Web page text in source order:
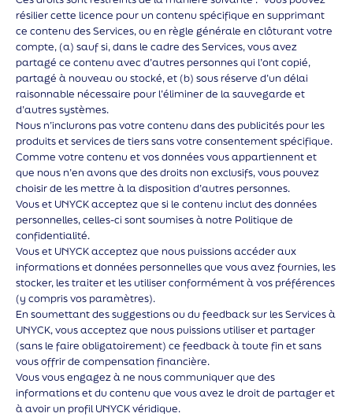
résilier cette licence pour un contenu spécifique en supprimant
ce contenu des Services, ou en règle générale en clôturant votre
compte, (a) sauf si, dans le cadre des Services, vous avez
partagé ce contenu avec d’autres personnes qui l’ont copié,
partagé à nouveau ou stocké, et (b) sous réserve d’un délai
raisonnable nécessaire pour l’éliminer de la sauvegarde et
d’autres systèmes.
Nous n’inclurons pas votre contenu dans des publicités pour les
produits et services de tiers sans votre consentement spécifique.
Comme votre contenu et vos données vous appartiennent et
que nous n’en avons que des droits non exclusifs, vous pouvez
choisir de les mettre à la disposition d’autres personnes.
Vous et UNYCK acceptez que si le contenu inclut des données
personnelles, celles-ci sont soumises à notre Politique de
confidentialité.
Vous et UNYCK acceptez que nous puissions accéder aux
informations et données personnelles que vous avez fournies, les
stocker, les traiter et les utiliser conformément à vos préférences
(y compris vos paramètres).
En soumettant des suggestions ou du feedback sur les Services à
UNYCK, vous acceptez que nous puissions utiliser et partager
(sans le faire obligatoirement) ce feedback à toute fin et sans
vous offrir de compensation financière.
Vous vous engagez à ne nous communiquer que des
informations et du contenu que vous avez le droit de partager et
à avoir un profil UNYCK véridique.